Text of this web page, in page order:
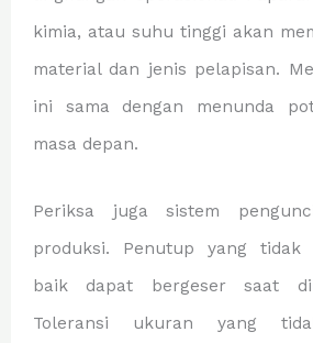
kimia, atau suhu tinggi akan
material dan jenis pelapisan.
ini sama dengan menunda
masa depan.
Periksa juga sistem
produksi. Penutup yang tidak
baik dapat bergeser saat
Toleransi ukuran yang